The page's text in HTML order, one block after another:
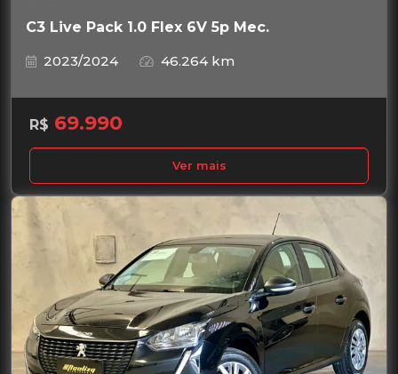
C3 Live Pack 1.0 Flex 6V 5p Mec.
2023/2024
46.264 km
R$ 69.990
Ver mais